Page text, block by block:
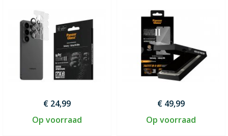
€ 24,99
Op voorraad
€ 49,99
Op voorraad